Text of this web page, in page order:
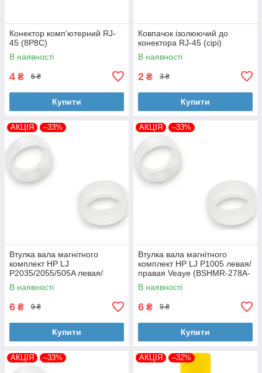
Конектор комп'ютерний RJ-
45 (8P8C)
В наявності
4 ₴ 6 ₴
Купити
Ковпачок ізолюючий до
конектора RJ-45 (сірі)
В наявності
2 ₴ 3 ₴
Купити
АКЦІЯ –33%
Втулка вала магнітного
комплект HP LJ
P2035/2055/505A левая/
правая Veaye (BSHMR-505A-
VE)
В наявності
6 ₴ 9 ₴
Купити
АКЦІЯ –33%
Втулка вала магнітного
комплект HP LJ P1005 левая/
правая Veaye (BSHMR-278A-
VE)
В наявності
6 ₴ 9 ₴
Купити
АКЦІЯ –33% АКЦІЯ –32%